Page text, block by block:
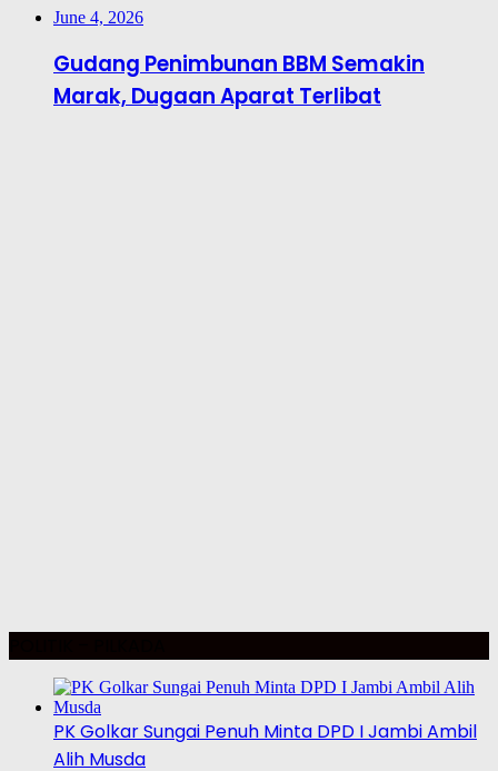
June 4, 2026
Gudang Penimbunan BBM Semakin
Marak, Dugaan Aparat Terlibat
PK Golkar Sungai Penuh Minta DPD I Jambi Ambil
Alih Musda